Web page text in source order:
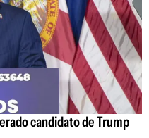
candidato de Trump